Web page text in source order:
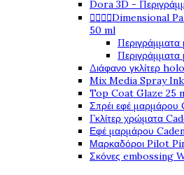
Dora 3D -
Dimensional
50 ml
Περιγράμματα
Περιγράμματα
Διάφανο γκλίτερ
Mix Media Spray
Top Coat Glaze 25
Σπρέι εφέ
Γκλίτερ χρώματα
Εφέ μαρμάρου
Μαρκαδόροι Pilot
Σκόνες embossing